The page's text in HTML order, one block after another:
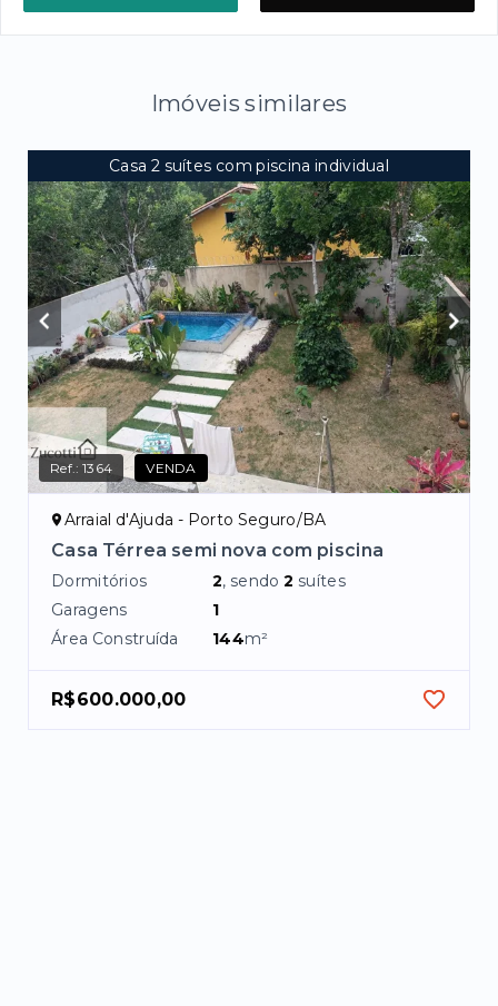
Imóveis similares
Casa 2 suítes com piscina individual
Ref.:1364 VENDA
Arraial d'Ajuda - Porto Seguro/BA
Casa Térrea semi nova com piscina
Dormitórios 2, sendo2 suítes
Garagens
1
Área Construída
144m²
R$600.000,00